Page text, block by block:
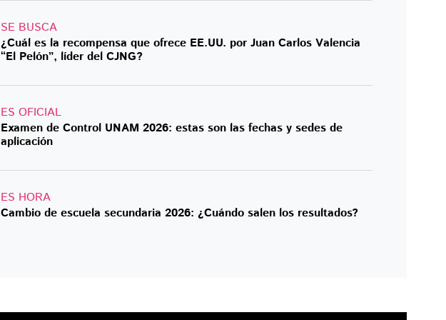
SE BUSCA
¿Cuál es la recompensa que ofrece EE.UU. por Juan Carlos Valencia
“El Pelón”, líder del CJNG?
ES OFICIAL
Examen de Control UNAM 2026: estas son las fechas y sedes de
aplicación
ES HORA
Cambio de escuela secundaria 2026: ¿Cuándo salen los resultados?